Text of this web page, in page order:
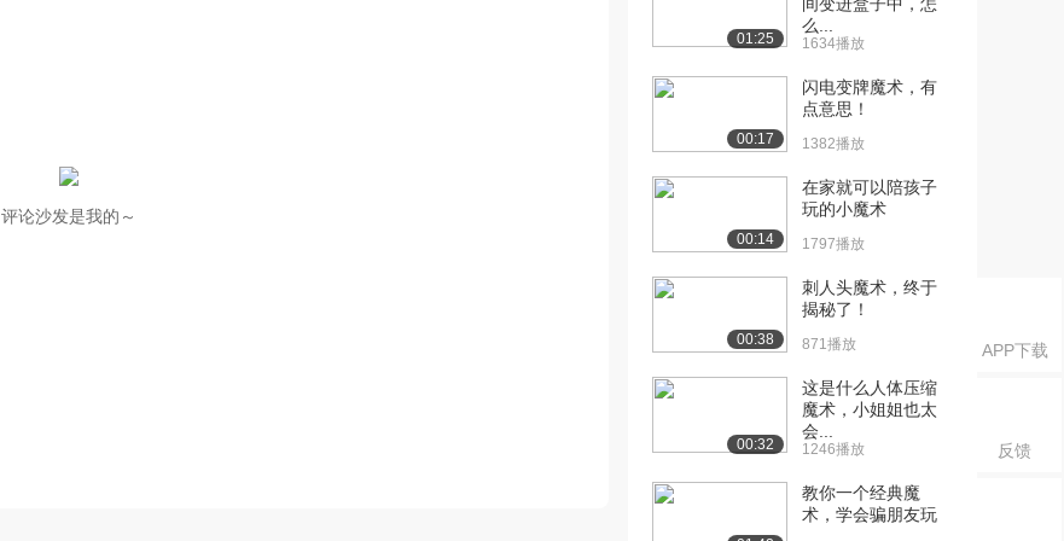
APP下载
反馈
评论沙发是我的～
01:25
么...
1634播放
00:17
闪电变牌魔术，有
点意思！
1382播放
00:14
在家就可以陪孩子
玩的小魔术
1797播放
00:38
刺人头魔术，终于
揭秘了！
871播放
00:32
这是什么人体压缩
魔术，小姐姐也太
会...
1246播放
教你一个经典魔
术，学会骗朋友玩